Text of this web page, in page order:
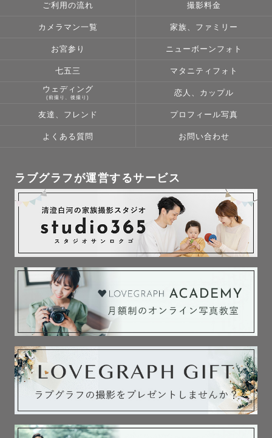
セージでやり取りのみでも大丈夫です！）
関係性なのか、どんな写真を撮りたいかなど
そして僕のことも知ってもらうことで撮影当日にはカメラ
友達のような柔らかい関係にリラックスして撮影を楽しん
ぜひ、一緒に楽しい思い出を残しましょ！！
【得意な撮影】
カップル、ウエディング、ファミリー、フレンズなどを主
に撮影をしています！
皆様らしいを撮ります！
【交通費】
埼玉、東京でしたら別途交通費はいただきません！
※上記の一部地域 以外では交通費いただく場合がございま
す。🙇‍♂️
※English support available.
Hi, I’m mark, I come from a mixed background —
ご利用の流れ 撮影料金
カメラマン一覧 家族、ファミリー
お宮参り ニューボーンフォト
七五三 マタニティフォト
ウェディング
(前撮り、後撮り)
恋人、カップル
友達、フレンド プロフィール写真
よくある質問 お問い合わせ
ラブグラフが運営するサービス